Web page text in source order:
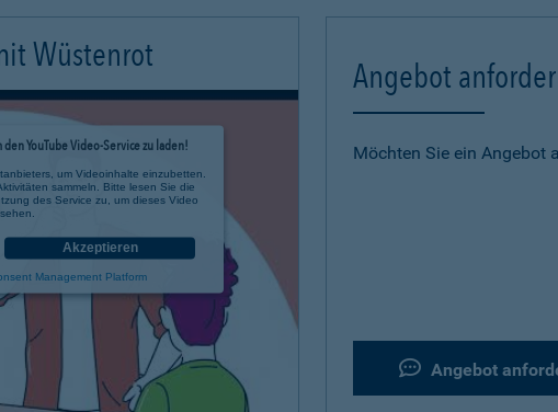
Wüstenrot
YouTube Video-Service zu laden!
um Videoinhalte einzubetten.
sammeln. Bitte lesen Sie die
des Service zu, um dieses Video
Akzeptieren
Management Platform
Angebot
Möchten Sie ein Angebot
Angebot